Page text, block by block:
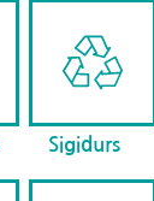
Sigidurs